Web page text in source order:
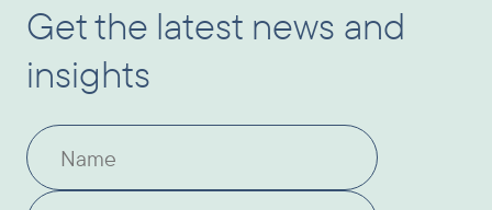
Get the latest news and
insights